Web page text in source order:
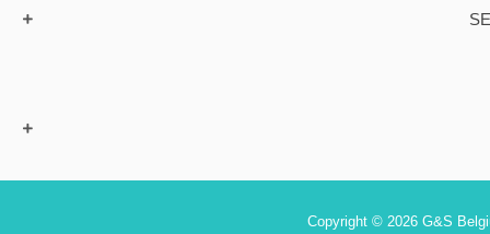
Copyright © 2026 G&S